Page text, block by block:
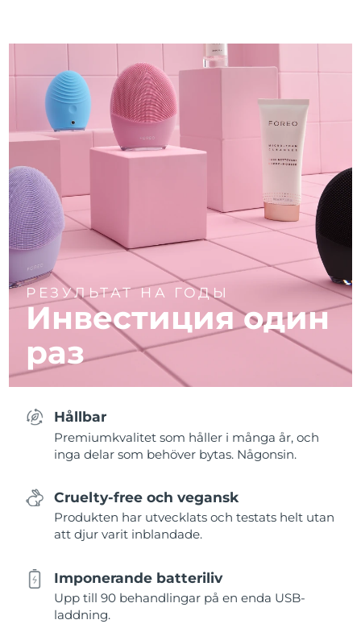
РЕЗУЛЬТАТ НА ГОДЫ
Инвестиция один
раз
Hållbar
Premiumkvalitet som håller i många år, och
inga delar som behöver bytas. Någonsin.
Cruelty-free och vegansk
Produkten har utvecklats och testats helt utan
att djur varit inblandade.
Imponerande batteriliv
Upp till 90 behandlingar på en enda USB-
laddning.